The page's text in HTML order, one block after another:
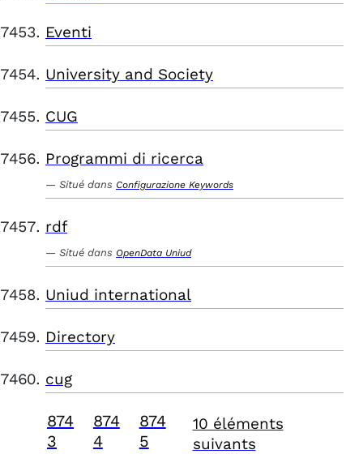
Eventi
University and Society
CUG
Programmi di ricerca
Situé dans Configurazione Keywords
rdf
Situé dans OpenData Uniud
Uniud international
Directory
cug
874
3
874
4
874
5
10 éléments
suivants